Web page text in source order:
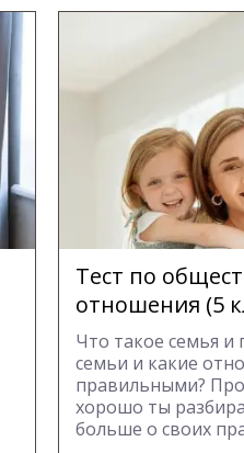
Тест по
отношения (5
Что такое семья
семьи и какие
правильными?
хорошо ты
больше о своих